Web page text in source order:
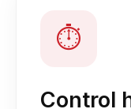
⏱
Control